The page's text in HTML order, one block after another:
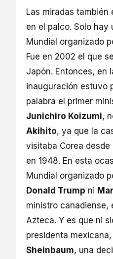
Las miradas también
en el palco. Solo hay
Mundial organizado
Fue en 2002 el que
Japón. Entonces, en
inauguración estuvo
palabra el primer
Junichiro Koizumi,
Akihito, ya que la
visitaba Corea
en 1948. En esta
Mundial organizado
Donald Trump ni
ministro canadiense,
Azteca. Y es que ni
presidenta mexicana,
Sheinbaum, una